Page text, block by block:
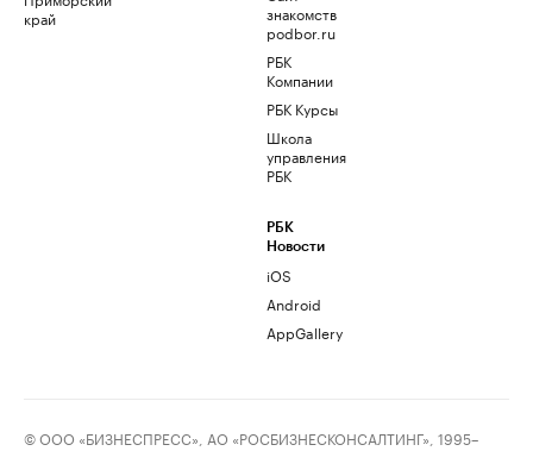
край
знакомств
podbor.ru
РБК
Компании
РБК Курсы
Школа
управления
РБК
РБК
Новости
iOS
Android
AppGallery
© ООО «БИЗНЕСПРЕСС», АО «РОСБИЗНЕСКОНСАЛТИНГ», 1995–